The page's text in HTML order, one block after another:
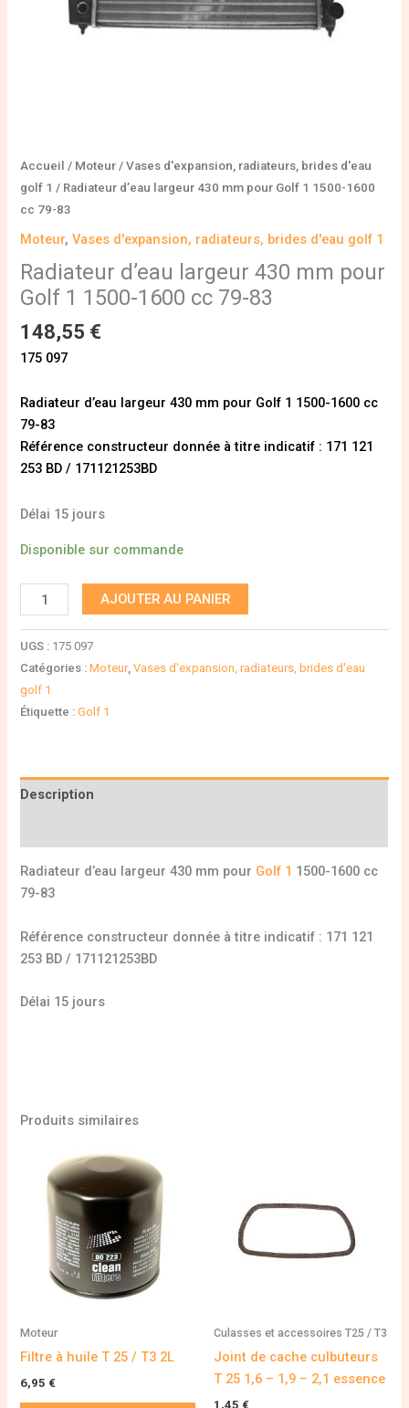
Accueil / Moteur /Vases d'expansion, radiateurs, brides d'eau
golf 1 / Radiateur d’eau largeur 430 mm pour Golf 1 1500-1600
cc 79-83
Moteur,Vases d'expansion, radiateurs, brides d'eau golf 1
Radiateur d’eau largeur 430 mm pour
Golf 1 1500-1600 cc 79-83
148,55 €
175 097
Radiateur d’eau largeur 430 mm pour Golf 1 1500-1600 cc
79-83
Référence constructeur donnée à titre indicatif : 171 121
253 BD / 171121253BD
Délai 15 jours
Disponible sur commande
AJOUTER AU PANIER
UGS : 175 097
Catégories :Moteur,Vases d'expansion, radiateurs, brides d'eau
golf 1
Étiquette :Golf 1
Description
Radiateur d’eau largeur 430 mm pour Golf 1 1500-1600 cc
79-83
Référence constructeur donnée à titre indicatif : 171 121
253 BD / 171121253BD
Délai 15 jours
Produits similaires
Moteur
Filtre à huile T 25 / T3 2L
6,95 €
Culasses et accessoires T25 / T3
Joint de cache culbuteurs
T 25 1,6 – 1,9 – 2,1 essence
1,45 €